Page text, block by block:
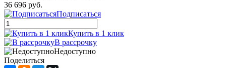
36 696 руб.
Подписаться
Купить в 1 клик
В рассрочку
Недоступно
Поделиться